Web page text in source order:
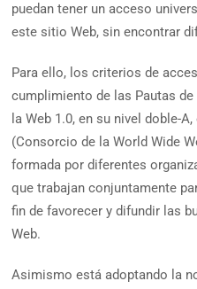
puedan tener un acceso
este sitio Web, sin encontrar
Para ello, los criterios de
cumplimiento de las Pautas
la Web 1.0, en su nivel doble-
(Consorcio de la World Wide
formada por diferentes
que trabajan conjuntamente
fin de favorecer y difundir las
Web.
Asimismo está adoptando la